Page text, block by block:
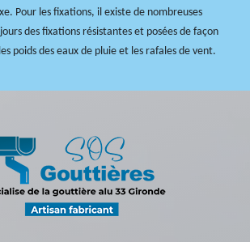
Pour les fixations, il existe de nombreuses
des fixations résistantes et posées de façon
poids des eaux de pluie et les rafales de vent.